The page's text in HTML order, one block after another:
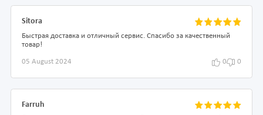
Sitora
Быстрая доставка и отличный сервис. Спасибо за качественный
товар!
05 August 2024 0 0
Farruh